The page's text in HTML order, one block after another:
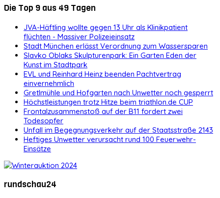
Die Top 9 aus 49 Tagen
JVA-Häftling wollte gegen 13 Uhr als Klinikpatient
flüchten - Massiver Polizeieinsatz
Stadt München erlässt Verordnung zum Wassersparen
Slavko Oblaks Skulpturenpark: Ein Garten Eden der
Kunst im Stadtpark
EVL und Reinhard Heinz beenden Pachtvertrag
einvernehmlich
Gretlmühle und Hofgarten nach Unwetter noch gesperrt
Höchstleistungen trotz Hitze beim triathlon.de CUP
Frontalzusammenstoß auf der B11 fordert zwei
Todesopfer
Unfall im Begegnungsverkehr auf der Staatsstraße 2143
Heftiges Unwetter verursacht rund 100 Feuerwehr-
Einsätze
rundschau24